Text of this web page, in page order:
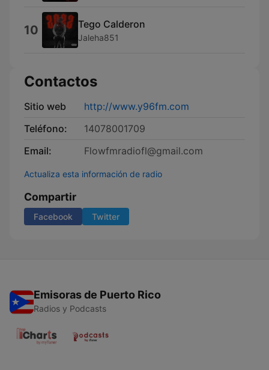
10 Tego Calderon
Jaleha851
Contactos
Sitio web
http://www.y96fm.com
Teléfono:
14078001709
Email:
Flowfmradiofl@gmail.com
Actualiza esta información de radio
Compartir
Facebook Twitter
Emisoras de Puerto Rico
Radios y Podcasts